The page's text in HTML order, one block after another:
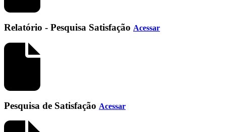
Relatório - Pesquisa Satisfação Acessar
Pesquisa de Satisfação Acessar